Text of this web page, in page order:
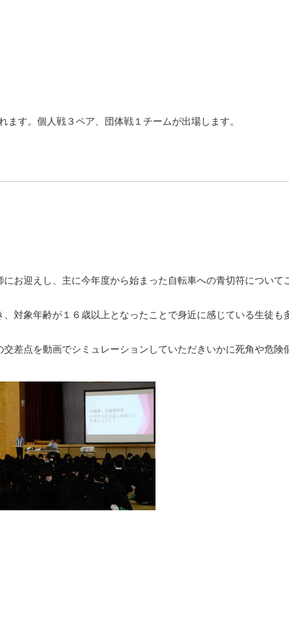
す。個人戦３ペア、団体戦１チームが出場します。
お迎えし、主に今年度から始まった自転車への青切符について
対象年齢が１６歳以上となったことで身近に感じている生徒も
差点を動画でシミュレーションしていただきいかに死角や危険